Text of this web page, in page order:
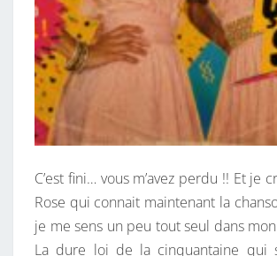
C’est fini… vous m’avez perdu !! Et je
Rose qui connait maintenant la
je me sens un peu tout seul dans
La dure loi de la cinquantaine qui